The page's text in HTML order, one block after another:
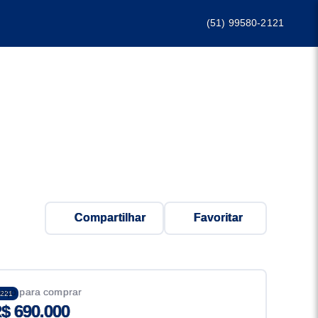
(51) 99580-2121
Compartilhar Favoritar
para comprar
690.000